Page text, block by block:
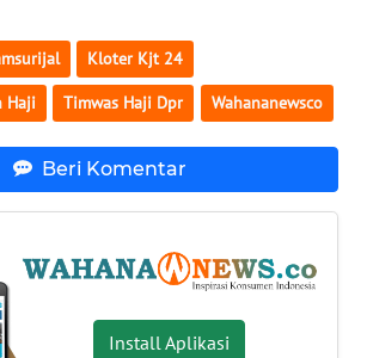
Kloter Kjt 24
Haji Timwas Haji Dpr Wahananewsco
Beri Komentar
Install Aplikasi